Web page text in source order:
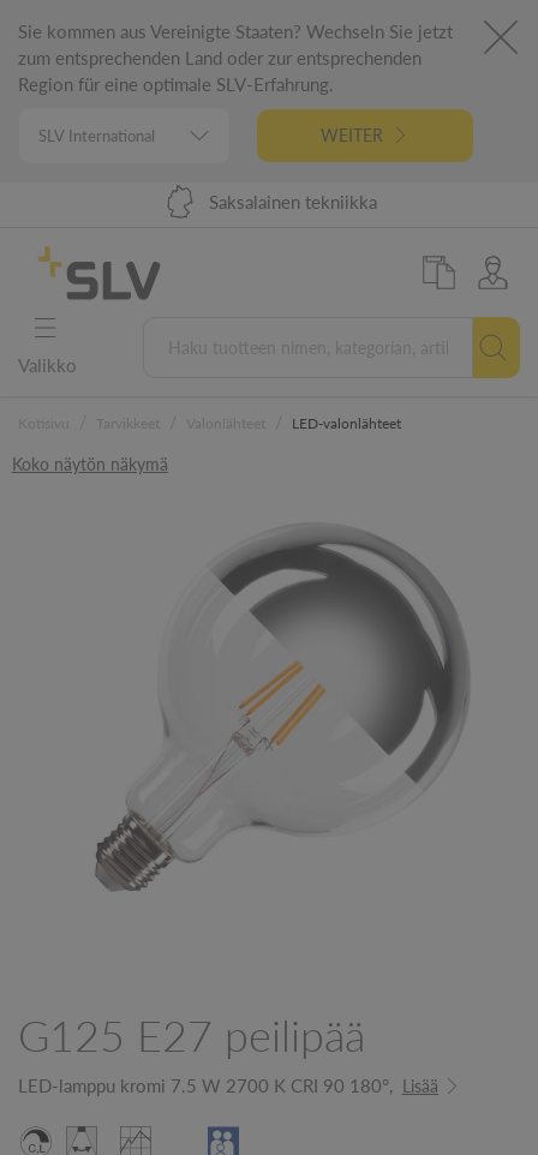
Sie kommen aus Vereinigte Staaten? Wechseln Sie jetzt
zum entsprechenden Land oder zur entsprechenden
Region für eine optimale SLV-Erfahrung.
WEITER
5 vuoden takuu
Saksalainen tekniikka
Toimitus 48 tunnissa EU:ssa
98 %:n tuotevalikoima
Valikko
LED-valonlähteet
Koko näytön näkymä
G125 E27 peilipää
LED-lamppu kromi 7.5 W 2700 K CRI 90 180°, Lisää